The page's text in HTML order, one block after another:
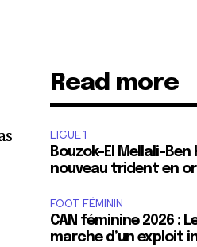
Read more
LIGUE 1
Bouzok-El Mellali-Ben
nouveau trident en
FOOT FÉMININ
CAN féminine 2026 :
marche d’un exploit